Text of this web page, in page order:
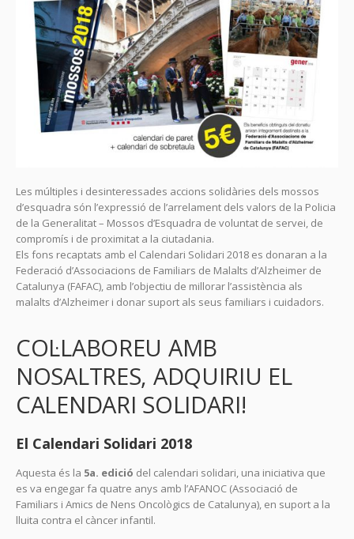
Les múltiples i desinteressades accions solidàries dels mossos
d’esquadra són l’expressió de l’arrelament dels valors de la Policia
de la Generalitat – Mossos d’Esquadra de voluntat de servei, de
compromís i de proximitat a la ciutadania.
Els fons recaptats amb el Calendari Solidari 2018 es donaran a la
Federació d’Associacions de Familiars de Malalts d’Alzheimer de
Catalunya (FAFAC), amb l’objectiu de millorar l’assistència als
malalts d’Alzheimer i donar suport als seus familiars i cuidadors.
COL·LABOREU AMB
NOSALTRES, ADQUIRIU EL
CALENDARI SOLIDARI!
El Calendari Solidari 2018
Aquesta és la 5a. edició del calendari solidari, una iniciativa que
es va engegar fa quatre anys amb l’AFANOC (Associació de
Familiars i Amics de Nens Oncològics de Catalunya), en suport a la
lluita contra el càncer infantil.